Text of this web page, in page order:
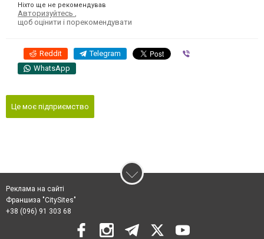
Ніхто ще не рекомендував
Авторизуйтесь
щоб оцінити і порекомендувати
Reddit Telegram
WhatsApp
Це моє підприємство
Реклама на сайті
Франшиза "CitySites"
+38 (096) 91 303 68